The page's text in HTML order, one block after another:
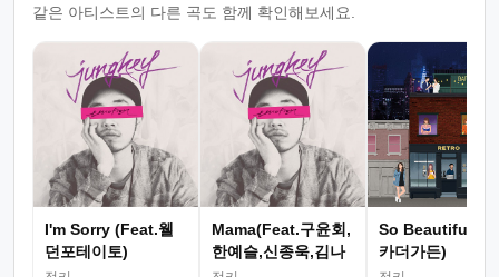
같은 아티스트의 다른 곡도 함께 확인해보세요.
I'm Sorry (Feat.웰
던포테이토)
Mama(Feat.구윤회,
한예슬,신종욱,김나
So Beautiful
카더가든)